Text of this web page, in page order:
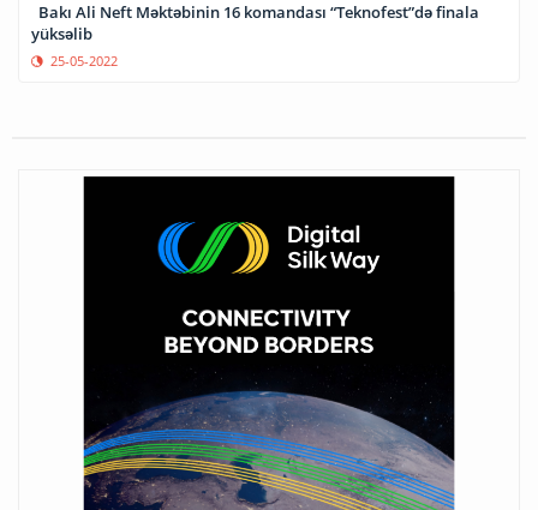
Bakı Ali Neft Məktəbinin 16 komandası “Teknofest”də finala
25-05-2022